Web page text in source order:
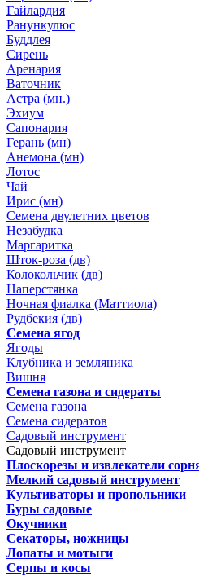
Гайлардия
Ранункулюс
Буддлея
Сирень
Аренария
Ваточник
Астра (мн.)
Эхиум
Сапонария
Герань (мн)
Анемона (мн)
Лотос
Чай
Ирис (мн)
Семена двулетних цветов
Незабудка
Маргаритка
Шток-роза (дв)
Колокольчик (дв)
Наперстянка
Ночная фиалка (Маттиола)
Рудбекия (дв)
Семена ягод
Ягоды
Клубника и земляника
Вишня
Семена газона и сидераты
Семена газона
Семена сидератов
Садовый инструмент
Садовый инструмент
Плоскорезы и извлекатели
Мелкий садовый инструмент
Культиваторы и пропольники
Буры садовые
Окучники
Секаторы, ножницы
Лопаты и мотыги
Серпы и косы